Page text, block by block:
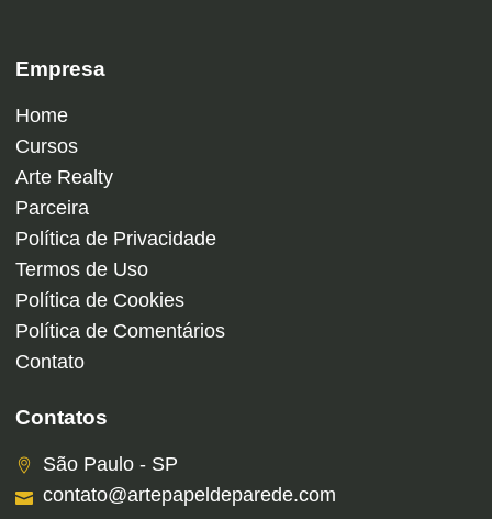
Empresa
Home
Cursos
Arte Realty
Parceira
Política de Privacidade
Termos de Uso
Política de Cookies
Política de Comentários
Contato
Contatos
São Paulo - SP
contato@artepapeldeparede.com